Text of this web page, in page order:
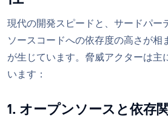
現代の開発スピードと、サードパー
ソースコードへの依存度の高さが相
が生じています。脅威アクターは主
います：
1. オープンソースと依存